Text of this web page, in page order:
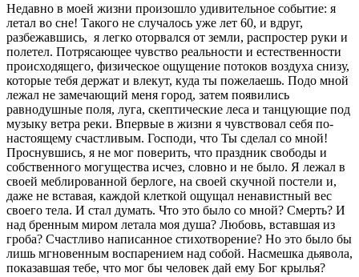
Недавно в моей жизни произошло удивительное событие: я
летал во сне! Такого не случалось уже лет 60, и вдруг,
разбежавшись, я легко оторвался от земли, распростер руки и
полетел. Потрясающее чувство реальности и естественности
происходящего, физическое ощущение потоков воздуха снизу,
которые тебя держат и влекут, куда ты пожелаешь. Подо мной
лежал не замечающий меня город, затем появились
равнодушные поля, луга, скептические леса и танцующие под
музыку ветра реки. Впервые в жизни я чувствовал себя по-
настоящему счастливым. Господи, что Ты сделал со мной!
Проснувшись, я не мог поверить, что праздник свободы и
собственного могущества исчез, словно и не было. Я лежал в
своей меблированной берлоге, на своей скучной постели и,
даже не вставая, каждой клеткой ощущал ненавистный вес
своего тела. И стал думать. Что это было со мной? Смерть? И
над бренным миром летала моя душа? Любовь, вставшая из
гроба? Счастливо написанное стихотворение? Но это было бы
лишь мгновенным воспарением над собой. Насмешка дьявола,
показавшая тебе, что мог бы человек дай ему Бог крылья?